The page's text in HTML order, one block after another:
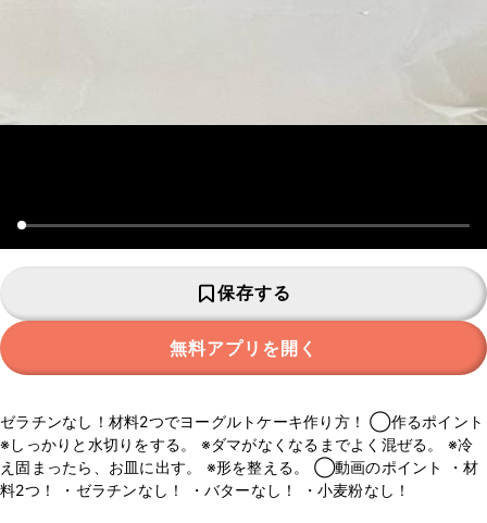
保存する
無料アプリを開く
ゼラチンなし！材料2つでヨーグルトケーキ作り方！ ◯作るポイント
※しっかりと水切りをする。 ※ダマがなくなるまでよく混ぜる。 ※冷
え固まったら、お皿に出す。 ※形を整える。 ◯動画のポイント ・材
料2つ！ ・ゼラチンなし！ ・バターなし！ ・小麦粉なし！